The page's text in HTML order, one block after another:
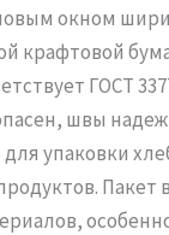
окном
крафтовой
ГОСТ
швы
упаковки
Пакет